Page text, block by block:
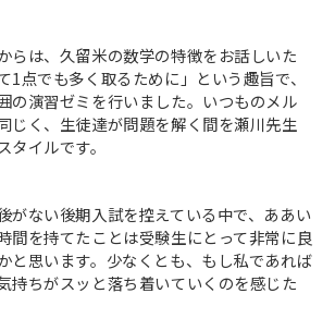
らは、久留米の数学の特徴をお話しいた
1点でも多く取るために」という趣旨で、
の演習ゼミを行いました。いつものメル
じく、生徒達が問題を解く間を瀬川先生
イルです。
がない後期入試を控えている中で、ああい
間を持てたことは受験生にとって非常に良
と思います。少なくとも、もし私であれば
持ちがスッと落ち着いていくのを感じた